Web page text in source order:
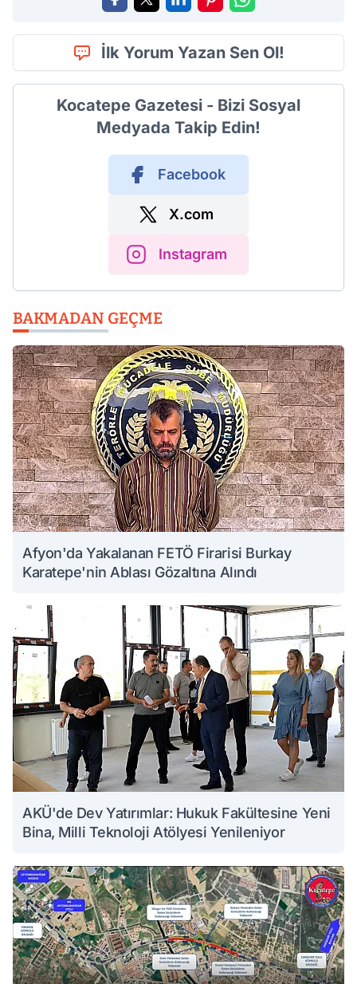
İlk Yorum Yazan Sen Ol!
Kocatepe Gazetesi - Bizi Sosyal
Medyada Takip Edin!
Facebook
X.com
Instagram
BAKMADAN GEÇME
Afyon'da Yakalanan FETÖ Firarisi Burkay
Karatepe'nin Ablası Gözaltına Alındı
AKÜ'de Dev Yatırımlar: Hukuk Fakültesine Yeni
Bina, Milli Teknoloji Atölyesi Yenileniyor